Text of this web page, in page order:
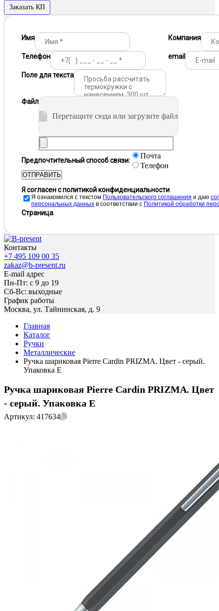
Заказать КП
Имя Компания
Телефон email
Поле для текста
Файл
Перетащите сюда или загрузите файл
Предпочтительный способ связи:
Почта
Телефон
ОТПРАВИТЬ
Я согласен с политикой конфиденциальности
Я ознакомился с текстом Пользовательского соглашения и даю
персональных данных в соответствии с Политикой обработки
Страница
Контакты
+7 495 109 00 35
zakaz@b-present.ru
E-mail адрес
Пн-Пт: с 9 до 19
Сб-Вс: выходные
График работы
Москва, ул. Тайнинская, д. 9
Главная
Каталог
Ручки
Металлические
Ручка шариковая Pierre Cardin PRIZMA. Цвет - серый.
Упаковка Е
Ручка шариковая Pierre Cardin PRIZMA. Цвет
- серый. Упаковка Е
Артикул: 417634